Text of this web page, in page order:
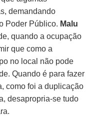
demandando
Poder Público. Malu
quando a ocupação
que como a
no local não pode
Quando é para fazer
como foi a duplicação
desapropria-se tudo